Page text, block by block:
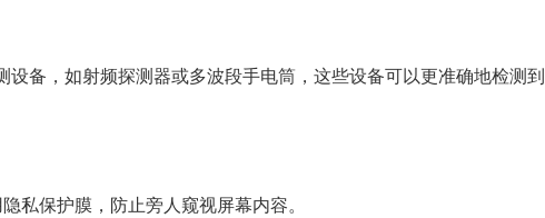
备，如射频探测器或多波段手电筒，这些设备可以更准确地检测到
私保护膜，防止旁人窥视屏幕内容。